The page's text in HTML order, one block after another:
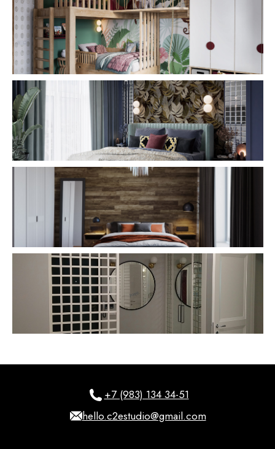
+7 (983) 134 34-51
hello.c2estudio@gmail.com